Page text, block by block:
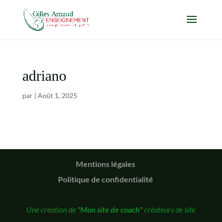
adriano
par | Août 1, 2025
Mentions légales
Politique de confidentialité
Une création de "Mon site de coach"créateurs de site